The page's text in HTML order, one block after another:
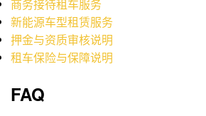
商务接待租车服务
新能源车型租赁服务
押金与资质审核说明
租车保险与保障说明
FAQ